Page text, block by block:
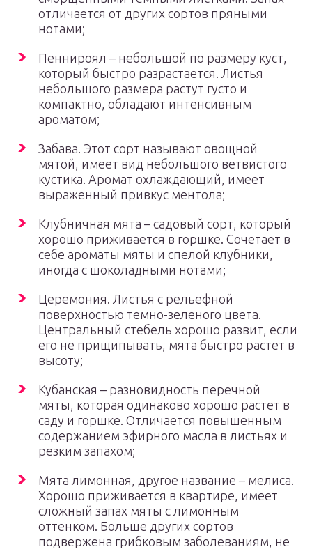
отличается от других сортов пряными
нотами;
Пеннироял – небольшой по размеру куст,
который быстро разрастается. Листья
небольшого размера растут густо и
компактно, обладают интенсивным
ароматом;
Забава. Этот сорт называют овощной
мятой, имеет вид небольшого ветвистого
кустика. Аромат охлаждающий, имеет
выраженный привкус ментола;
Клубничная мята – садовый сорт, который
хорошо приживается в горшке. Сочетает в
себе ароматы мяты и спелой клубники,
иногда с шоколадными нотами;
Церемония. Листья с рельефной
поверхностью темно-зеленого цвета.
Центральный стебель хорошо развит, если
его не прищипывать, мята быстро растет в
высоту;
Кубанская – разновидность перечной
мяты, которая одинаково хорошо растет в
саду и горшке. Отличается повышенным
содержанием эфирного масла в листьях и
резким запахом;
Мята лимонная, другое название – мелиса.
Хорошо приживается в квартире, имеет
сложный запах мяты с лимонным
оттенком. Больше других сортов
подвержена грибковым заболеваниям, не